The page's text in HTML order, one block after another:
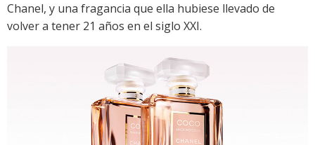
Chanel, y una fragancia que ella hubiese llevado de
volver a tener 21 años en el siglo XXI.